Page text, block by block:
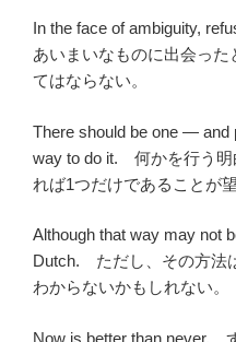
In the face of ambiguity,
あいまいなものに出会っ
てはならない。
There should be one —
way to do it. 何かを行う明
れば1つだけであることが望
Although that way may not
Dutch. ただし、その方法
わからないかもしれない。
Now is better than never.